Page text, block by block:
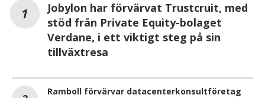
Jobylon har förvärvat Trustcruit, med
stöd från Private Equity-bolaget
Verdane, i ett viktigt steg på sin
tillväxtresa
Ramboll förvärvar datacenterkonsultföretag